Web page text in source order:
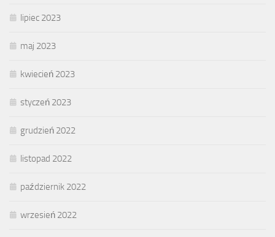
lipiec 2023
maj 2023
kwiecień 2023
styczeń 2023
grudzień 2022
listopad 2022
październik 2022
wrzesień 2022